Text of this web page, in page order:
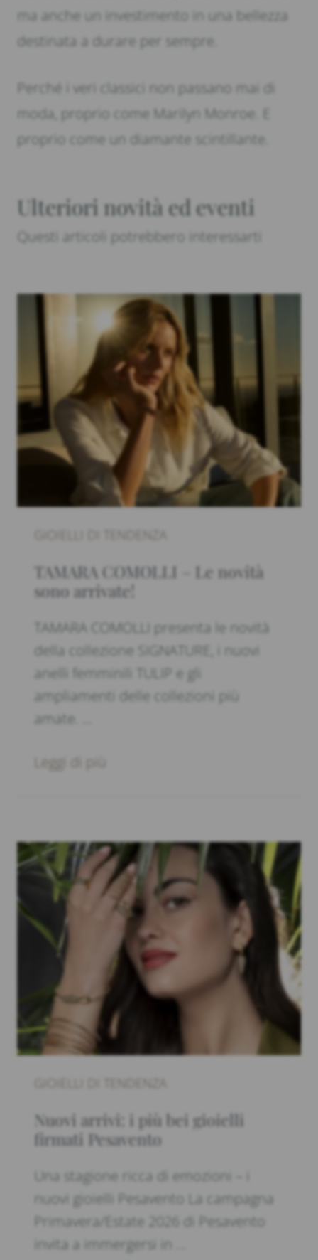
ma anche un investimento in una bellezza
destinata a durare per sempre.
Perché i veri classici non passano mai di
moda, proprio come Marilyn Monroe. E
proprio come un diamante scintillante.
Ulteriori novità ed eventi
Questi articoli potrebbero interessarti
TAMARA COMOLLI – Le novità
sono arrivate!
TAMARA COMOLLI presenta le novità
della collezione SIGNATURE, i nuovi
anelli femminili TULIP e gli
ampliamenti delle collezioni più
amate. …
Leggi di più
Nuovi arrivi: i più bei gioielli
firmati Pesavento
Una stagione ricca di emozioni – i
nuovi gioielli Pesavento La campagna
Primavera/Estate 2026 di Pesavento
invita a immergersi in …